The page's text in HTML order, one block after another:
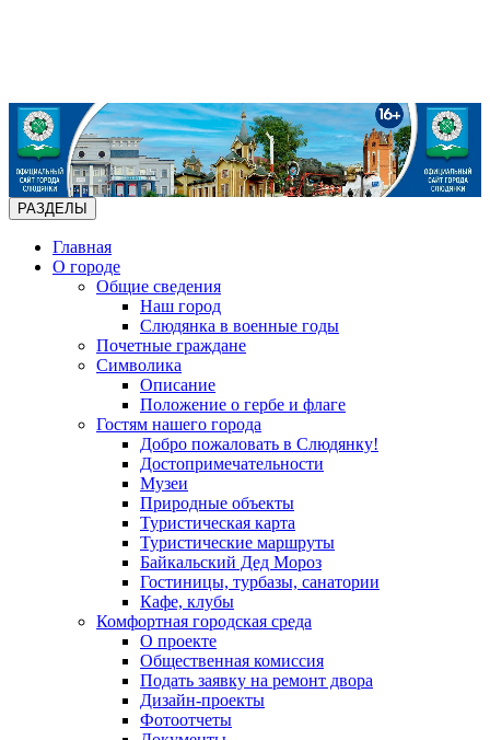
РАЗДЕЛЫ
Главная
О городе
Общие сведения
Наш город
Слюдянка в военные годы
Почетные граждане
Символика
Описание
Положение о гербе и флаге
Гостям нашего города
Добро пожаловать в Слюдянку!
Достопримечательности
Музеи
Природные объекты
Туристическая карта
Туристические маршруты
Байкальский Дед Мороз
Гостиницы, турбазы, санатории
Кафе, клубы
Комфортная городская среда
О проекте
Общественная комиссия
Подать заявку на ремонт двора
Дизайн-проекты
Фотоотчеты